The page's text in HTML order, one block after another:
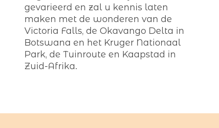
gevarieerd en zal u kennis laten
maken met de wonderen van de
Victoria Falls, de Okavango Delta in
Botswana en het Kruger Nationaal
Park, de Tuinroute en Kaapstad in
Zuid-Afrika.